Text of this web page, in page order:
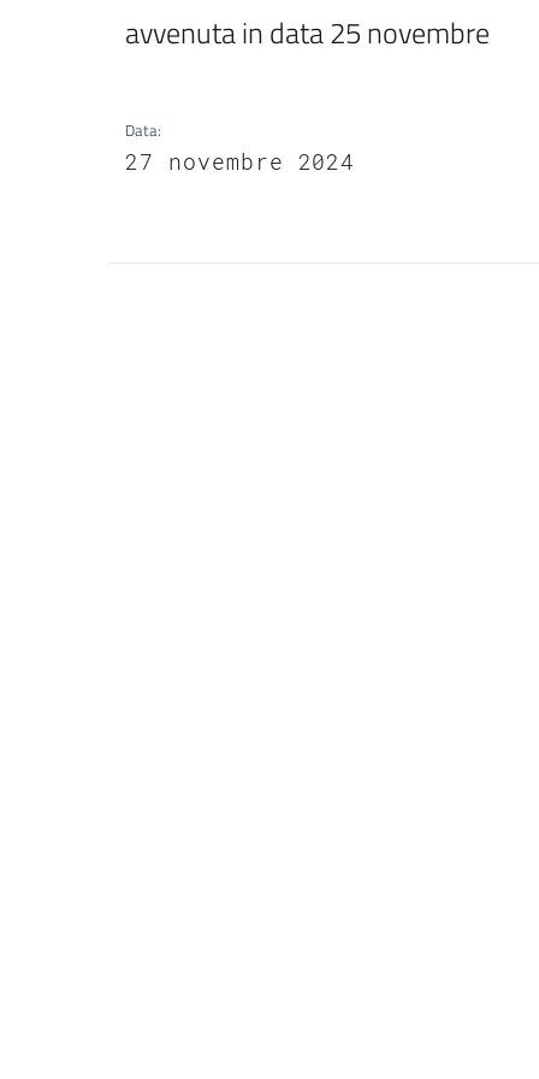
avvenuta in data 25 novembre
Data:
27 novembre 2024